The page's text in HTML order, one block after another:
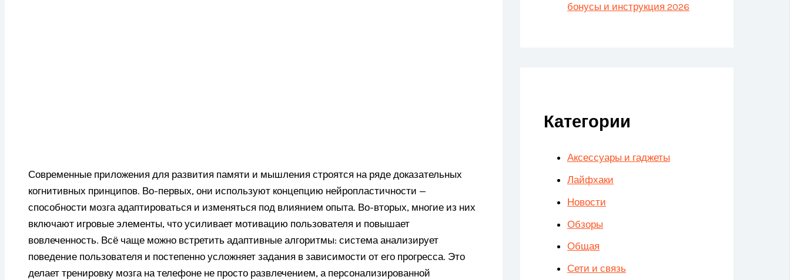
Современные приложения для развития памяти и мышления строятся на ряде доказательных
когнитивных принципов. Во-первых, они используют концепцию нейропластичности —
способности мозга адаптироваться и изменяться под влиянием опыта. Во-вторых, многие из них
включают игровые элементы, что усиливает мотивацию пользователя и повышает
вовлеченность. Всё чаще можно встретить адаптивные алгоритмы: система анализирует
поведение пользователя и постепенно усложняет задания в зависимости от его прогресса. Это
делает тренировку мозга на телефоне не просто развлечением, а персонализированной
бонусы и инструкция 2026
Категории
Аксессуары и гаджеты
Лайфхаки
Новости
Обзоры
Общая
Сети и связь